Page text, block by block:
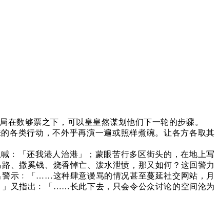
数够票之下，可以皇皇然谋划他们下一轮的步骤。
各类行动，不外乎再演一遍或照样煮碗。让各方各取其
﹕「还我港人治港」；蒙眼苦行多区街头的，在地上写
、撒奚钱、烧香悼亡、泼水泄愤，那又如何？这回警力
示﹕「……这种肆意谩骂的情况甚至蔓延社交网站，月
」又指出﹕「……长此下去，只会令公众讨论的空间沦为